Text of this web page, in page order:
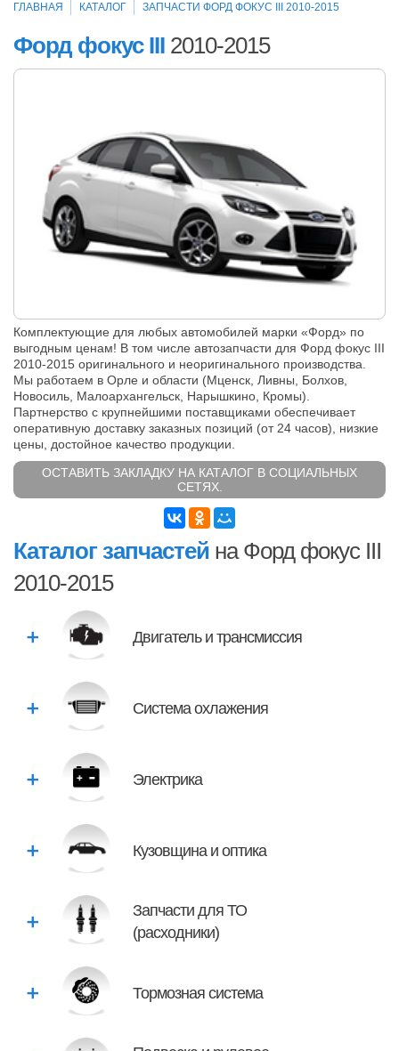
ГЛАВНАЯ КАТАЛОГ ЗАПЧАСТИ ФОРД ФОКУС III 2010-2015
Форд фокус III 2010-2015
Комплектующие для любых автомобилей марки «Форд» по
выгодным ценам! В том числе автозапчасти для Форд фокус III
2010-2015 оригинального и неоригинального производства.
Мы работаем в Орле и области (Мценск, Ливны, Болхов,
Новосиль, Малоархангельск, Нарышкино, Кромы).
Партнерство с крупнейшими поставщиками обеспечивает
оперативную доставку заказных позиций (от 24 часов), низкие
цены, достойное качество продукции.
ОСТАВИТЬ ЗАКЛАДКУ НА КАТАЛОГ В СОЦИАЛЬНЫХ
СЕТЯХ.
Каталог запчастей на Форд фокус III
2010-2015
Двигатель и трансмиссия
Система охлажения
Электрика
Кузовщина и оптика
Запчасти для ТО
(расходники)
Тормозная система